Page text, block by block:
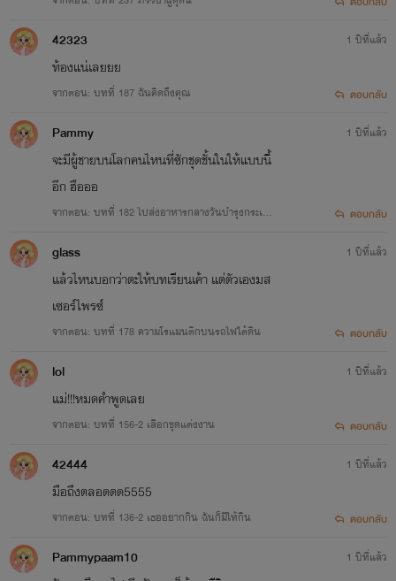
42323
ท้องแน่เลยยย
จากตอน: บทที่ 187 ฉันคิดถึงคุณ
1 ปีที่แล้ว
ตอบกลับ
Pammy
จะมีผู้ชายบนโลกคนไหนที่ซักชุดชั้นในให้แบบนี้
อีก ฮือออ
จากตอน: บทที่ 182 ไปส่งอาหารกลางวันบำรุงกระเพ
1 ปีที่แล้ว
ตอบกลับ
glass
แล้วไหนบอกว่าตะให้บทเรียนเค้า แต่ตัวเองมส
เซอร์ไพรซ์
จากตอน: บทที่ 178 ความโรแมนติกบนรถไฟใต้ดิน
1 ปีที่แล้ว
ตอบกลับ
lol
แม่!!!หมดคำพูดเลย
จากตอน: บทที่ 156-2 เลือกชุดแต่งงาน
1 ปีที่แล้ว
ตอบกลับ
42444
มือถึงตลอดดด5555
จากตอน: บทที่ 136-2 เธออยากกิน ฉันก็มีให้กิน
1 ปีที่แล้ว
ตอบกลับ
Pammypaam10 1 ปีที่แล้ว